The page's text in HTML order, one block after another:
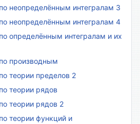
неопределённым интегралам 3
неопределённым интегралам 4
определённым интегралам и их
производным
теории пределов 2
теории рядов
теории рядов 2
теории функций и